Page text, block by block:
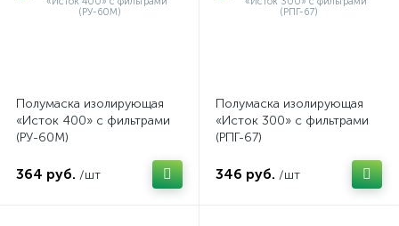
Полумаска изолирующая
«Исток 400» с фильтрами
(РУ-60М)
364 руб. /шт
Полумаска изолирующая
«Исток 300» с фильтрами
(РПГ-67)
346 руб. /шт